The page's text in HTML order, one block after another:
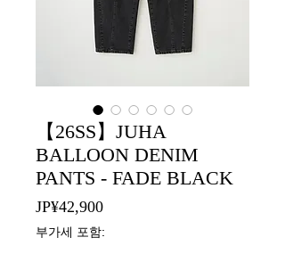
【26SS】JUHA
BALLOON DENIM
PANTS - FADE BLACK
JP¥42,900가
격
부가세 포함: